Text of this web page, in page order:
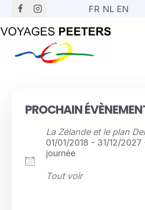
contenu
FR NL EN
PROCHAIN
La Zélande et le plan
01/01/2018 - 31/12/
journée
Tout voir